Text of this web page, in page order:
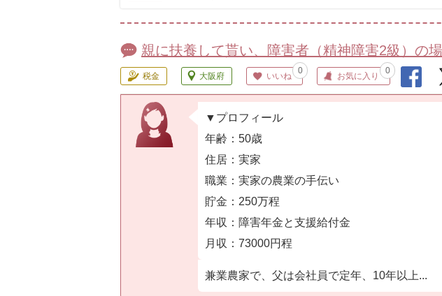
親に扶養して貰い、障害者（精神障害2級）の
税金 大阪府 いいね
0
お気に入り
0
▼プロフィール
年齢：50歳
住居：実家
職業：実家の農業の手伝い
貯金：250万程
年収：障害年金と支援給付金
月収：73000円程
兼業農家で、父は会社員で定年、10年以上...